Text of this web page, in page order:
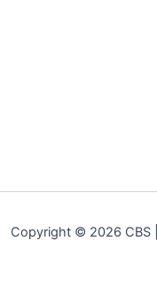
Copyright © 2026 CBS